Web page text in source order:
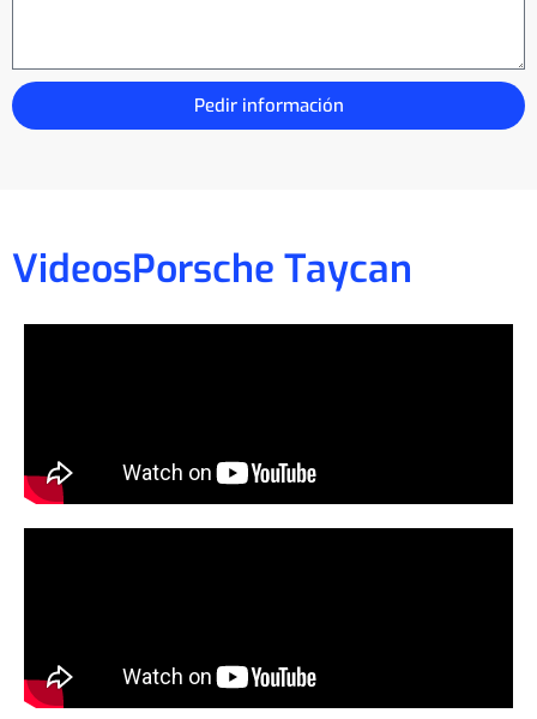
Pedir información
VideosPorsche Taycan